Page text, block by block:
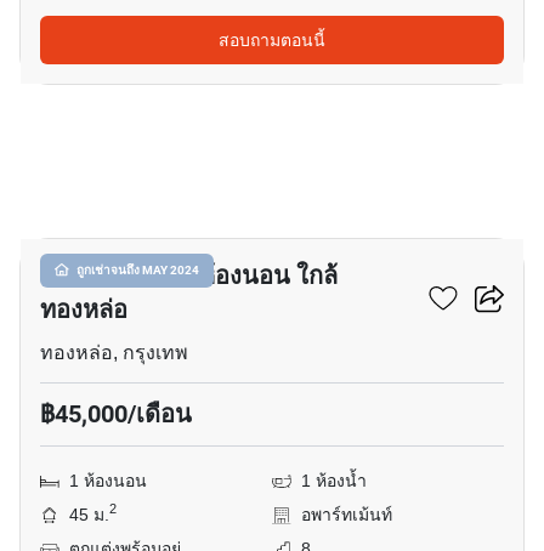
สอบถามตอนนี้
ถูกเช่าจนถึง MAY 2024
อพาร์ทเมนต์ 1-ห้องนอน ใกล้
ทองหล่อ
ทองหล่อ, กรุงเทพ
฿45,000/เดือน
1 ห้องนอน
1 ห้องน้ำ
45 ม.2
อพาร์ทเม้นท์